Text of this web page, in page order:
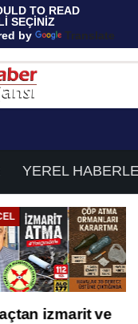
TO READ
SEÇİNİZ
by
Translate
YEREL
izmarit ve